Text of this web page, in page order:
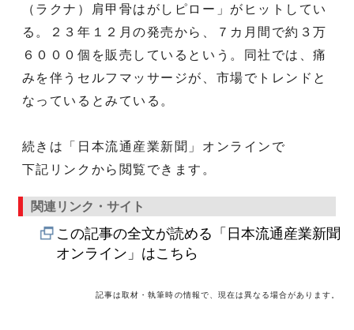
（ラクナ）肩甲骨はがしピロー」がヒットしてい
る。２３年１２月の発売から、７カ月間で約３万
６０００個を販売しているという。同社では、痛
みを伴うセルフマッサージが、市場でトレンドと
なっているとみている。
続きは「日本流通産業新聞」オンラインで
下記リンクから閲覧できます。
関連リンク・サイト
この記事の全文が読める「日本流通産業新聞
オンライン」はこちら
記事は取材・執筆時の情報で、現在は異なる場合があります。